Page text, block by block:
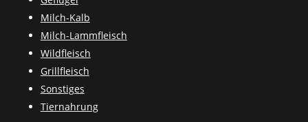
Milch-Kalb
Milch-Lammfleisch
Wildfleisch
Grillfleisch
Sonstiges
Tiernahrung